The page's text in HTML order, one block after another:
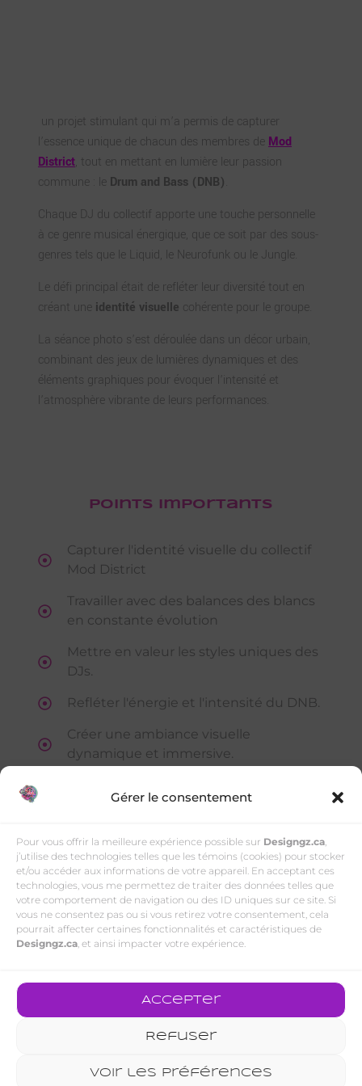
Gérer le consentement
Pour vous offrir la meilleure expérience possible sur Designgz.ca,
j’utilise des technologies telles que les témoins (cookies) pour stocker
et/ou accéder aux informations de votre appareil. En acceptant ces
technologies, vous me permettez de traiter des données telles que
votre comportement de navigation ou des ID uniques sur ce site. Si
vous ne consentez pas ou si vous retirez votre consentement, cela
pourrait affecter certaines fonctionnalités et caractéristiques de
Designgz.ca, et ainsi impacter votre expérience.
Accepter
Refuser
Voir les préférences
un projet stimulant qui m’a permis de capturer
l’essence unique de chacun des membres de Mod
District, tout en mettant en lumière leur passion
commune : le Drum and Bass (DNB)
Chaque DJ du collectif apporte une touche personnelle
à ce genre musical énergique, que ce soit par des sous-
genres tels que le Liquid, le Neurofunk ou le Jungle.
Le défi principal était de refléter leur diversité tout en
créant une identité visuelle cohérente pour le groupe.
La séance photo s’est déroulée dans un décor urbain,
combinant des jeux de lumières dynamiques et des
éléments graphiques pour évoquer l’intensité et
l’atmosphère vibrante de leurs performances.
Points importants
Capturer l'identité visuelle du collectif
Mod District
Travailler avec des balances des blancs
en constante évolution
Mettre en valeur les styles uniques des
DJs.
Refléter l'énergie et l'intensité du DNB.
Créer une ambiance visuelle
dynamique et immersive.
techniciens, et l'administration du bar